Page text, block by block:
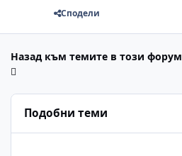
Сподели
Назад към темите в този форум
Подобни теми